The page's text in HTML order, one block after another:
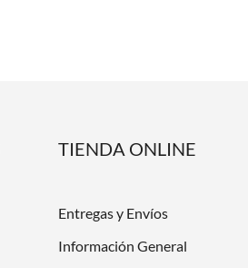
TIENDA ONLINE
Entregas y Envíos
Información General